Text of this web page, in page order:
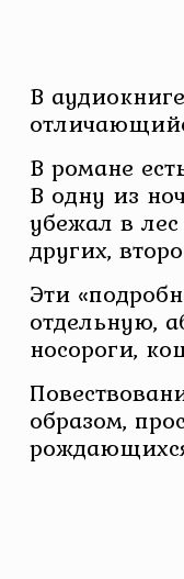
В аудиокниге
В романе
В одну из
убежал в
других,
Эти
отдельную,
носороги,
образом,